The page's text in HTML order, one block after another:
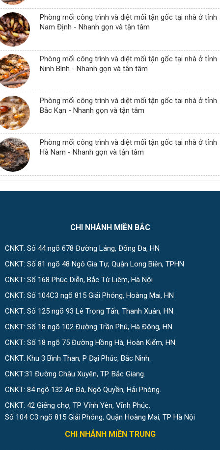
Phòng mối công trình và diệt mối tận gốc tại nhà ở tỉnh
Nam Định - Nhanh gọn và tận tâm
Phòng mối công trình và diệt mối tận gốc tại nhà ở tỉnh
Ninh Bình - Nhanh gọn và tận tâm
Phòng mối công trình và diệt mối tận gốc tại nhà ở tỉnh
Bắc Kạn - Nhanh gọn và tận tâm
Phòng mối công trình và diệt mối tận gốc tại nhà ở tỉnh
Hà Nam - Nhanh gọn và tận tâm
CHI NHÁNH MIỀN BẮC
CNKT: Số 44 ngõ 678 Đường Láng, Đống Đa, HN
CNKT: Số 81 ngõ 48 Ngô Gia Tự, Quận Long Biên, TPHN
CNKT: Số 168 Phúc Diễn, Bắc Từ Liêm, Hà Nội
CNKT: Số 104C3 ngõ 815 Giải Phóng, Hoàng Mai, HN
CNKT: Số 125 ngõ 93 Lê Trọng Tấn, Thanh Xuân, HN.
CNKT: Số 18 ngõ 102 Đường Trần Phú, Hà Đông, HN
CNKT: Số 18 ngõ 75 Đường Hồng Hà, Hoàn Kiếm, HN
CNKT: Khu 3 Bình Than, P Đại Phúc, Bắc Ninh.
CNKT:31 Đường Châu Xuyên, TP. Bắc Giang.
CNKT: 84 ngõ 132 An Đà, Ngô Quyền, Hải Phòng.
CNKT: 42 Giếng chợ, TP Vĩnh Yên, Vĩnh Phúc.
Số 104 C3 ngõ 815 Giải Phóng, Quận Hoàng Mai, TP Hà Nội
CHI NHÁNH MIỀN TRUNG